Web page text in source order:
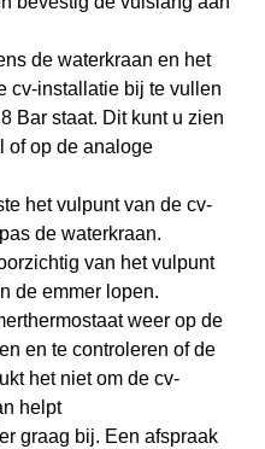
de waterkraan en het
cv-installatie bij te vullen
Bar staat. Dit kunt u zien
of op de analoge
het vulpunt van de cv-
de waterkraan.
van het vulpunt
de emmer lopen.
weer op de
en te controleren of de
het niet om de cv-
helpt
graag bij. Een afspraak